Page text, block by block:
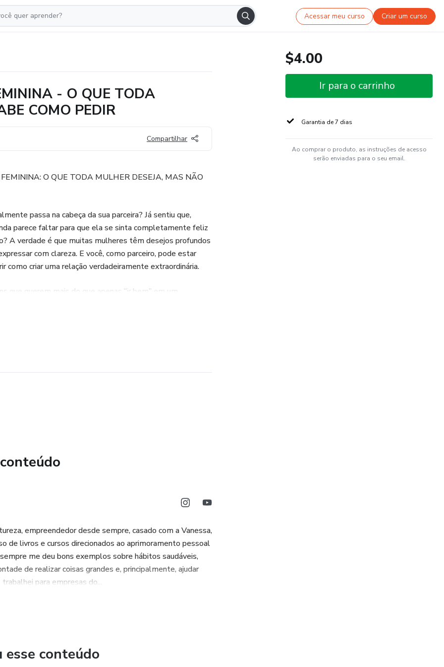
Acessar meu curso Criar um curso
- O QUE TODA
COMO PEDIR
Compartilhar
O QUE TODA MULHER DESEJA, MAS NÃO
passa na cabeça da sua parceira? Já sentiu que,
parece faltar para que ela se sinta completamente feliz
A verdade é que muitas mulheres têm desejos profundos
com clareza. E você, como parceiro, pode estar
como criar uma relação verdadeiramente extraordinária.
que querem mais do que apenas “ir bem” em um
se sentirem valorizadas e seguras.
não é um mistério, mas uma habilidade que pode
só sobre entender sua parceira – é sobre se tornar um
e preparado para criar o tipo de relacionamento que
empreendedor desde sempre, casado com a Vanessa,
de livros e cursos direcionados ao aprimoramento pessoal
me deu bons exemplos sobre hábitos saudáveis,
de realizar coisas grandes e, principalmente, ajudar
para empresas do...
conteúdo
$4.00
Ir para o carrinho
Garantia de 7 dias
Ao comprar o produto, as instruções de acesso
serão enviadas para o seu email.